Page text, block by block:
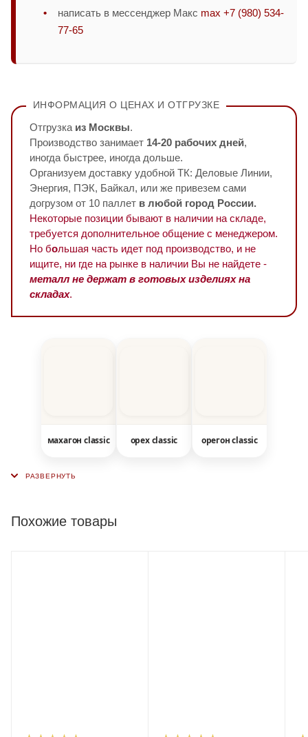
написать в мессенджер Макс max +7 (980) 534-
77-65
ИНФОРМАЦИЯ О ЦЕНАХ И ОТГРУЗКЕ
Отгрузка из Москвы.
Производство занимает 14-20 рабочих дней,
иногда быстрее, иногда дольше.
Организуем доставку удобной ТК: Деловые Линии,
Энергия, ПЭК, Байкал, или же привезем сами
догрузом от 10 паллет в любой город России.
Некоторые позиции бывают в наличии на складе,
требуется дополнительное общение с менеджером.
Но большая часть идет под производство, и не
ищите, ни где на рынке в наличии Вы не найдете -
металл не держат в готовых изделиях на
складах.
махагон classic орех classic орегон classic
Похожие товары